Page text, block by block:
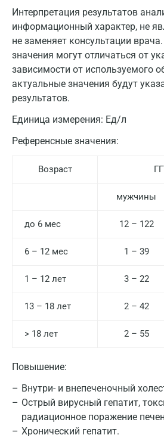
Интерпретация результатов
информационный характер, не
не заменяет консультации
значения могут отличаться от
зависимости от используемого
актуальные значения будут
результатов.
Единица измерения: Ед/л
Референсные значения:
Возраст
мужчины
до 6 мес 12 – 122
6 – 12 мес 1 – 39
1 – 12 лет 3 – 22
13 – 18 лет 2 – 42
> 18 лет 2 – 55
Повышение:
Внутри- и внепеченочный
Острый вирусный гепатит,
радиационное поражение
Хронический гепатит.